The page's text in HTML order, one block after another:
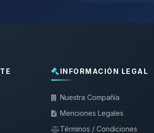
INFORMACIÓN LEGAL
Nuestra Compañía
Menciones Legales
Términos / Condiciones